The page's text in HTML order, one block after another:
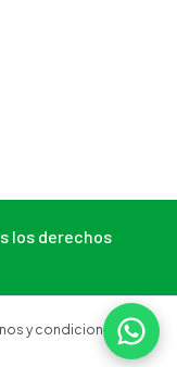
los derechos
y condiciones